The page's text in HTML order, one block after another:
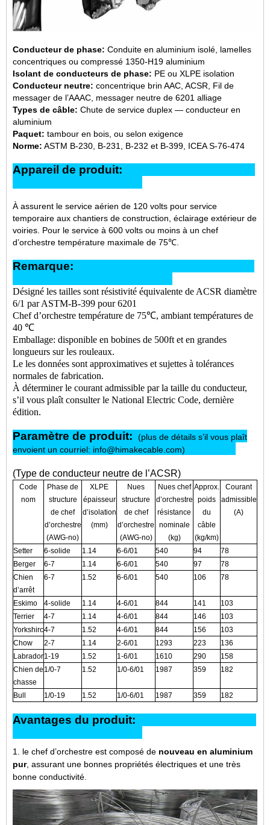
Conducteur de phase: Conduite en aluminium isolé, lamelles
concentriques ou compressé 1350-H19 aluminium
Isolant de conducteurs de phase: PE ou XLPE isolation
Conducteur neutre: concentrique brin AAC, ACSR, Fil de
messager de l’AAAC, messager neutre de 6201 alliage
Types de câble: Chute de service duplex — conducteur en
aluminium
Paquet: tambour en bois, ou selon exigence
Norme: ASTM B-230, B-231, B-232 et B-399, ICEA S-76-474
Appareil de produit:
À assurent le service aérien de 120 volts pour service
temporaire aux chantiers de construction, éclairage extérieur de
voiries. Pour le service à 600 volts ou moins à un chef
d’orchestre température maximale de 75℃.
Remarque:
Désigné les tailles sont résistivité équivalente de ACSR diamètre
6/1 par ASTM-B-399 pour 6201
Chef d’orchestre température de 75℃, ambiant températures de
40 ℃
Emballage: disponible en bobines de 500ft et en grandes
longueurs sur les rouleaux.
Le les données sont approximatives et sujettes à tolérances
normales de fabrication.
À déterminer le courant admissible par la taille du conducteur,
s’il vous plaît consulter le National Electric Code, dernière
édition.
Paramètre de produit:
(plus de détails s’il vous plaît
envoient un courriel: info@himakecable.com)
(Type de conducteur neutre de l’ACSR)
Code
nom
Phase de
structure
de chef
d’orchestre
(AWG-no)
XLPE
épaisseur
d’isolation
(mm)
Nues
structure
de chef
d’orchestre
(AWG-no)
Nues chef
d’orchestre
résistance
nominale
(kg)
Approx.
poids
du
câble
(kg/km)
Courant
admissible
(A)
Setter 6-solide 1.14 6-6/01 540 94
78
Berger
6-7 1.14 6-6/01 540 97
78
Chien
d’arrêt
6-7 1.52 6-6/01 540 106 78
Eskimo 4-solide 1.14 4-6/01 844 141
103
Terrier
4-7 1.14 4-6/01 844 146
103
Yorkshirc4-7 1.52 4-6/01 844 156
103
Chow
2-7 1.14 2-6/01 1293 223
136
Labrador1-19 1.52 1-6/01 1610 290
158
Chien de
chasse
1/0-7 1.52 1/0-6/01 1987 359 182
Bull 1/0-19 1.52 1/0-6/01 1987 359 182
Avantages du produit:
1. le chef d’orchestre est composé de nouveau en aluminium
pur, assurant une bonnes propriétés électriques et une très
bonne conductivité.